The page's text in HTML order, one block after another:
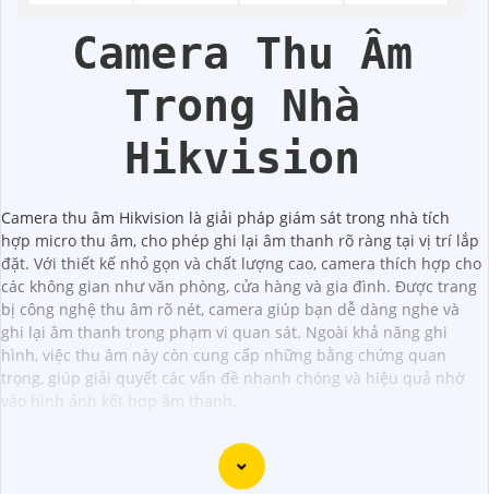
Camera Thu Âm
Trong Nhà
Hikvision
Camera thu âm Hikvision là giải pháp giám sát trong nhà tích
hợp micro thu âm, cho phép ghi lại âm thanh rõ ràng tại vị trí lắp
đặt. Với thiết kế nhỏ gọn và chất lượng cao, camera thích hợp cho
các không gian như văn phòng, cửa hàng và gia đình. Được trang
bị công nghệ thu âm rõ nét, camera giúp bạn dễ dàng nghe và
ghi lại âm thanh trong phạm vi quan sát. Ngoài khả năng ghi
hình, việc thu âm này còn cung cấp những bằng chứng quan
trọng, giúp giải quyết các vấn đề nhanh chóng và hiệu quả nhờ
vào hình ảnh kết hợp âm thanh.